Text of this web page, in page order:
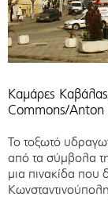
Καμάρες
Commons/
Το τοξωτό
από τα σύμβολα
μια πινακίδα που